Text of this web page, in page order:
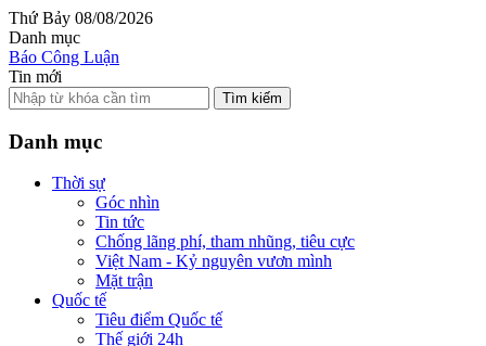
Thứ Bảy 08/08/2026
Danh mục
Báo Công Luận
Tin mới
Tìm kiếm
Danh mục
Thời sự
Góc nhìn
Tin tức
Chống lãng phí, tham nhũng, tiêu cực
Việt Nam - Kỷ nguyên vươn mình
Mặt trận
Quốc tế
Tiêu điểm Quốc tế
Thế giới 24h